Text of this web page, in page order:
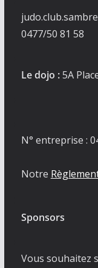
0477/50 81 58
Le dojo :5A
N° entreprise :
Notre
Sponsors
Vous souhaitez